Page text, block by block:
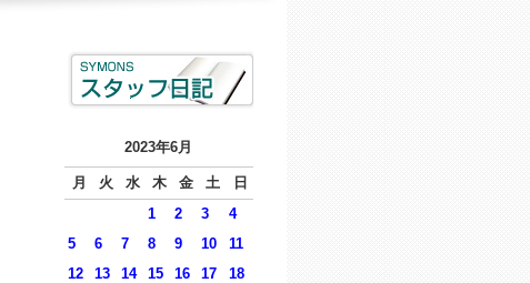
2023年6月
月 火 水 木 金 土 日
1 2 3
4
5
6 7 8 9 10
11
12
13 14 15 16 17
18